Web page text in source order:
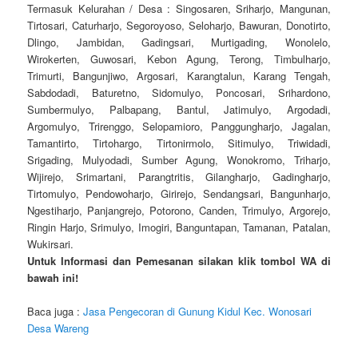
Termasuk Kelurahan / Desa : Singosaren, Sriharjo, Mangunan,
Tirtosari, Caturharjo, Segoroyoso, Seloharjo, Bawuran, Donotirto,
Dlingo, Jambidan, Gadingsari, Murtigading, Wonolelo,
Wirokerten, Guwosari, Kebon Agung, Terong, Timbulharjo,
Trimurti, Bangunjiwo, Argosari, Karangtalun, Karang Tengah,
Sabdodadi, Baturetno, Sidomulyo, Poncosari, Srihardono,
Sumbermulyo, Palbapang, Bantul, Jatimulyo, Argodadi,
Argomulyo, Trirenggo, Selopamioro, Panggungharjo, Jagalan,
Tamantirto, Tirtohargo, Tirtonirmolo, Sitimulyo, Triwidadi,
Srigading, Mulyodadi, Sumber Agung, Wonokromo, Triharjo,
Wijirejo, Srimartani, Parangtritis, Gilangharjo, Gadingharjo,
Tirtomulyo, Pendowoharjo, Girirejo, Sendangsari, Bangunharjo,
Ngestiharjo, Panjangrejo, Potorono, Canden, Trimulyo, Argorejo,
Ringin Harjo, Srimulyo, Imogiri, Banguntapan, Tamanan, Patalan,
Wukirsari.
Untuk Informasi dan Pemesanan silakan klik tombol WA di
bawah ini!
Baca juga :Jasa Pengecoran di Gunung Kidul Kec. Wonosari
Desa Wareng